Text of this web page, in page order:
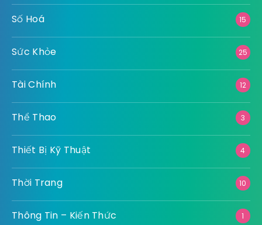
Số Hoá 15
Sức Khỏe 25
Tài Chính 12
Thể Thao 3
Thiết Bị Kỹ Thuật 4
Thời Trang 10
Thông Tin – Kiến Thức 1